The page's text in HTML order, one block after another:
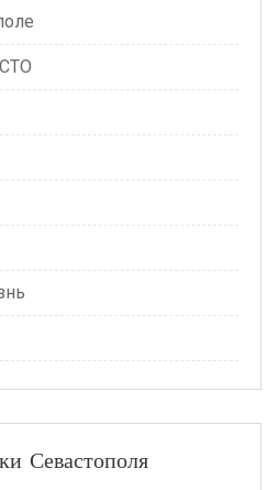
Севастополя